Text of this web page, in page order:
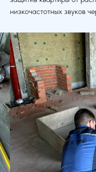
низкочастотных звуков